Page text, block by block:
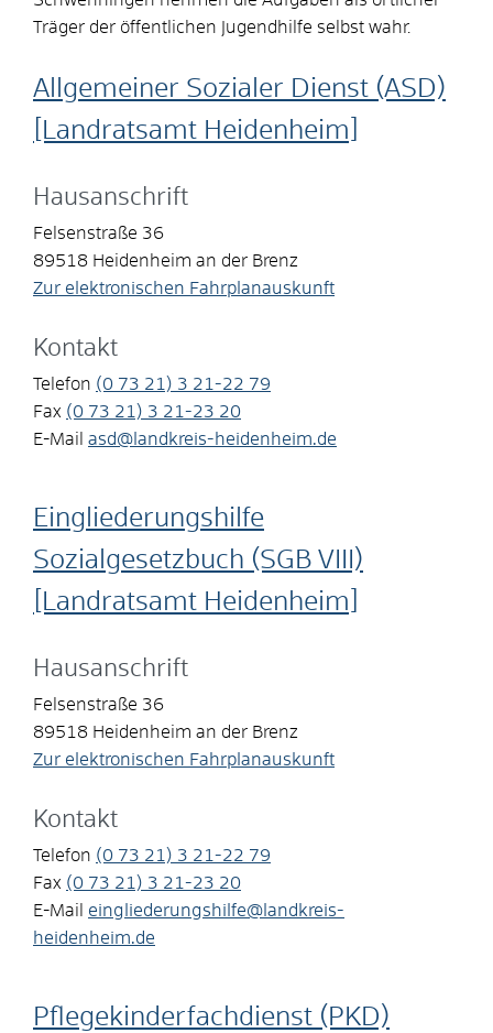
Träger der öffentlichen Jugendhilfe selbst wahr.
Allgemeiner Sozialer Dienst (ASD)
[Landratsamt Heidenheim]
Hausanschrift
Felsenstraße 36
89518 Heidenheim an der Brenz
Zur elektronischen Fahrplanauskunft
Kontakt
Telefon (0 73 21) 3 21-22 79
Fax (0 73 21) 3 21-23 20
E-Mail asd@landkreis-heidenheim.de
Eingliederungshilfe
Sozialgesetzbuch (SGB VIII)
[Landratsamt Heidenheim]
Hausanschrift
Felsenstraße 36
89518 Heidenheim an der Brenz
Zur elektronischen Fahrplanauskunft
Kontakt
Telefon (0 73 21) 3 21-22 79
Fax (0 73 21) 3 21-23 20
E-Mail
eingliederungshilfe@landkreis-
heidenheim.de
Pflegekinderfachdienst (PKD)